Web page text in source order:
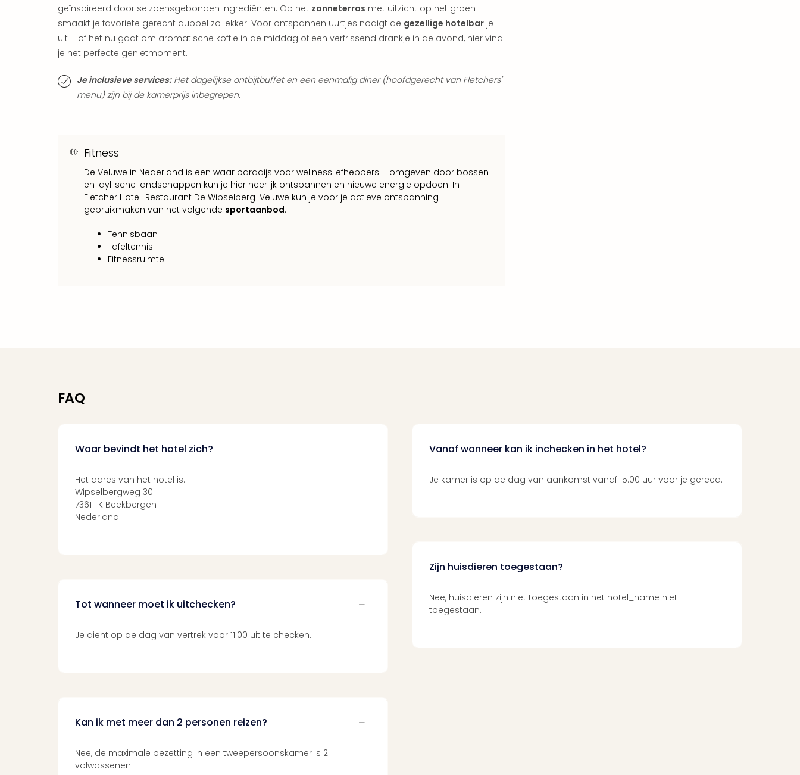
geïnspireerd door seizoensgebonden ingrediënten. Op het zonneterras met uitzicht op het groen
smaakt je favoriete gerecht dubbel zo lekker. Voor ontspannen uurtjes nodigt de gezellige hotelbar je
uit – of het nu gaat om aromatische koffie in de middag of een verfrissend drankje in de avond, hier vind
je het perfecte genietmoment.
Je inclusieve services:Het dagelijkse ontbijtbuffet en een eenmalig diner (hoofdgerecht van Fletchers'
menu) zijn bij de kamerprijs inbegrepen.
Fitness
De Veluwe in Nederland is een waar paradijs voor wellnessliefhebbers – omgeven door bossen
en idyllische landschappen kun je hier heerlijk ontspannen en nieuwe energie opdoen. In
Fletcher Hotel-Restaurant De Wipselberg-Veluwe kun je voor je actieve ontspanning
gebruikmaken van het volgende sportaanbod:
Tennisbaan
Tafeltennis
Fitnessruimte
FAQ
Waar bevindt het hotel zich?
Het adres van het hotel is:
Wipselbergweg 30
7361 TK Beekbergen
Nederland
Tot wanneer moet ik uitchecken?
Je dient op de dag van vertrek voor 11:00 uit te checken.
Kan ik met meer dan 2 personen reizen?
Nee, de maximale bezetting in een tweepersoonskamer is 2
volwassenen.
Vanaf wanneer kan ik inchecken in het hotel?
Je kamer is op de dag van aankomst vanaf 15:00 uur voor je gereed.
Zijn huisdieren toegestaan?
Nee, huisdieren zijn niet toegestaan in het hotel_name niet
toegestaan.